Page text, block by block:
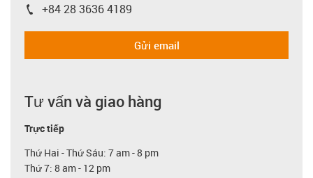
igus-icon-phone
+84 28 3636 4189
Gửi email
Tư vấn và giao hàng
Trực tiếp
Thứ Hai - Thứ Sáu: 7 am - 8 pm
Thứ 7: 8 am - 12 pm